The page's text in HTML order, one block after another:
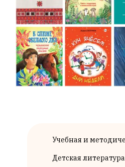
Учебная и
Детская литература